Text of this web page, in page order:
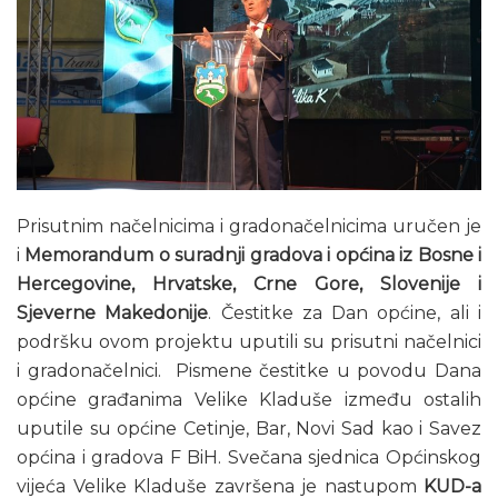
Prisutnim načelnicima i gradonačelnicima uručen je
i Memorandum o suradnji gradova i općina iz Bosne i
Hercegovine, Hrvatske, Crne Gore, Slovenije i
Sjeverne Makedonije. Čestitke za Dan općine, ali i
podršku ovom projektu uputili su prisutni načelnici
i gradonačelnici. Pismene čestitke u povodu Dana
općine građanima Velike Kladuše između ostalih
uputile su općine Cetinje, Bar, Novi Sad kao i Savez
općina i gradova F BiH. Svečana sjednica Općinskog
vijeća Velike Kladuše završena je nastupom KUD-a